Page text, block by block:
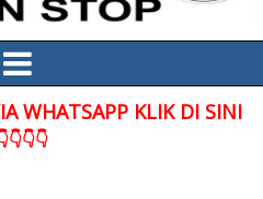
WHATSAPP KLIK DI SINI